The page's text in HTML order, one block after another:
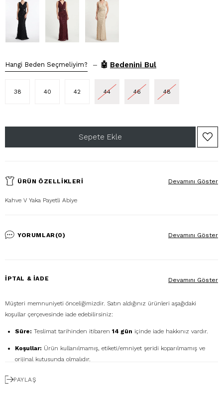
Hangi Beden Seçmeliyim? – 🤖 Bedenini Bul
38 40 42 44 46 48
ÜRÜN ÖZELLIKLERI
Kahve V Yaka Payetli Abiye
Devamını Göster
YORUMLAR (0) Devamını Göster
İPTAL & İADE
Müşteri memnuniyeti önceliğimizdir. Satın aldığınız ürünleri aşağıdaki
koşullar çerçevesinde iade edebilirsiniz:
Süre: Teslimat tarihinden itibaren 14 gün içinde iade hakkınız vardır.
Koşullar: Ürün kullanılmamış, etiketi/emniyet şeridi koparılmamış ve
orijinal kutusunda olmalıdır.
Ücretsiz Gönderim:
Devamını Göster
PAYLAŞ